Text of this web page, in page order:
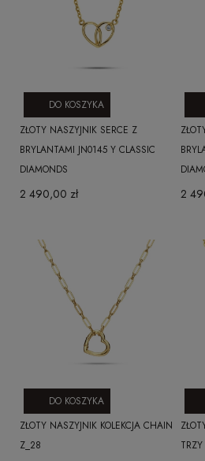
ZŁOTY NASZYJNIK SERCE Z
BRYLANTAMI JN0145 Y CLASSIC
DIAMONDS
2 490,00 zł
DO KOSZYKA
2
ZŁOTY NASZYJNIK KOLEKCJA CHAIN
Z_28
DO KOSZYKA